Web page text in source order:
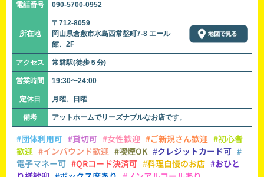
電話番号 090-5700-0952
所在地
〒712-8059
岡山県倉敷市水島西常盤町7-8 エール
館、2F
アクセス 常磐駅(徒歩５分)
営業時間 19:30〜24:00
定休日 月曜、日曜
備考 アットホームでリーズナブルなお店です。
#団体利用可 #貸切可 #女性歓迎 #ご新規さん歓迎 #初心者
歓迎 #インバウンド歓迎 #喫煙OK #クレジットカード可 #
電子マネー可 #QRコード決済可 #料理自慢のお店 #おひと